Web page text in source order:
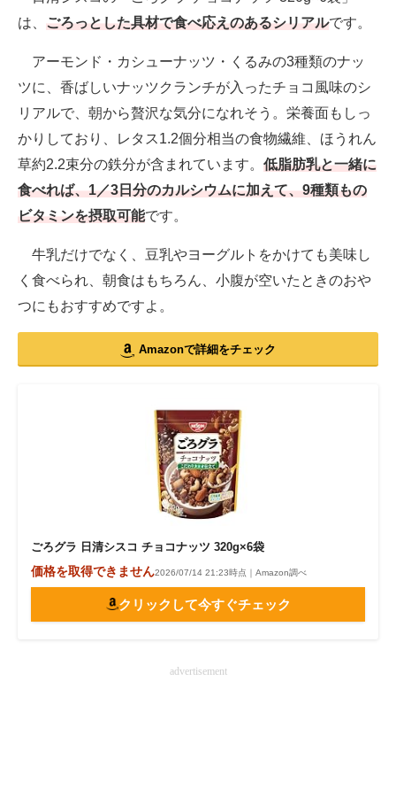
は、 ごろっとした具材で食べ応えのあるシリアルです。
アーモンド・カシューナッツ・くるみの3種類のナッ
ツに、香ばしいナッツクランチが入ったチョコ風味のシ
リアルで、朝から贅沢な気分になれそう。栄養面もしっ
かりしており、レタス1.2個分相当の食物繊維、ほうれん
草約2.2束分の鉄分が含まれています。 低脂肪乳と一緒に
食べれば、1／3日分のカルシウムに加えて、9種類もの
ビタミンを摂取可能です。
牛乳だけでなく、豆乳やヨーグルトをかけても美味し
く食べられ、朝食はもちろん、小腹が空いたときのおや
つにもおすすめですよ。
Amazonで詳細をチェック
ごろグラ 日清シスコ チョコナッツ 320g×6袋
価格を取得できません2026/07/14 21:23時点｜Amazon調べ
クリックして今すぐチェック
advertisement